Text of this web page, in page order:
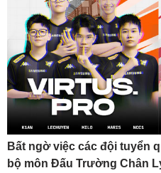
Bất ngờ việc các đội tuyển
bộ môn Đấu Trường Chân